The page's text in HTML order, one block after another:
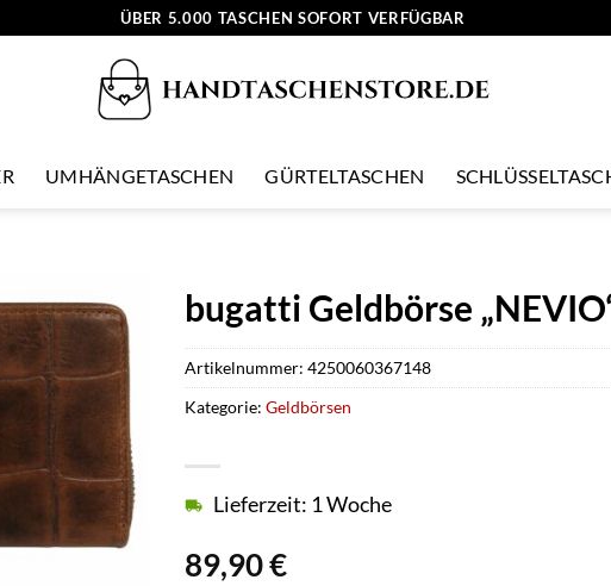
ÜBER 5.000 TASCHEN SOFORT VERFÜGBAR
UMHÄNGETASCHEN GÜRTELTASCHEN
bugatti Geldbörse
89,90€
Lieferzeit: 1 Woche
Artikelnummer:4250060367148
Kategorie:Geldbörsen